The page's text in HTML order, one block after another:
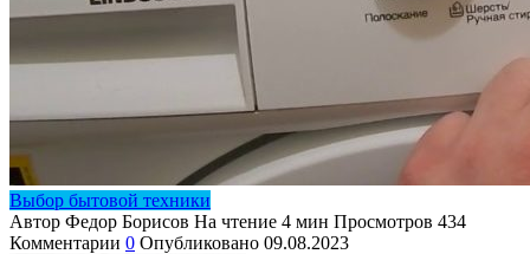
Выбор бытовой техники
Автор Федор Борисов На чтение 4 мин Просмотров 434
Комментарии 0 Опубликовано 09.08.2023